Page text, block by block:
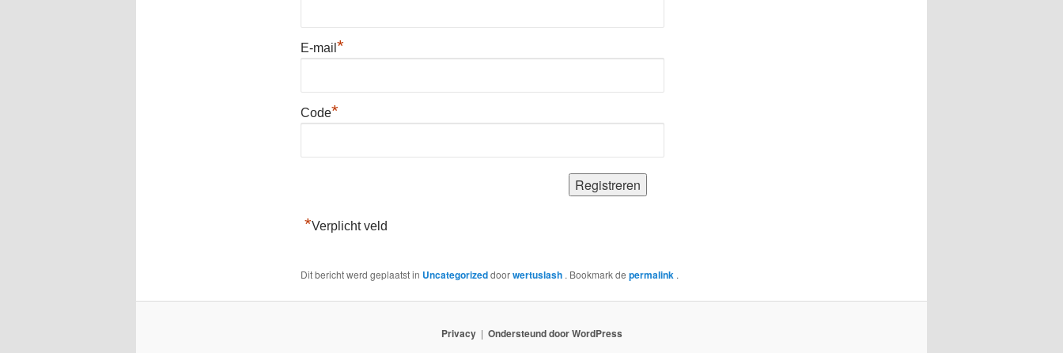
E-mail *
Code*
*Verplicht veld
Dit bericht werd geplaatst in Uncategorizeddoorwertuslash . Bookmark de permalink .
Privacy Ondersteund door WordPress